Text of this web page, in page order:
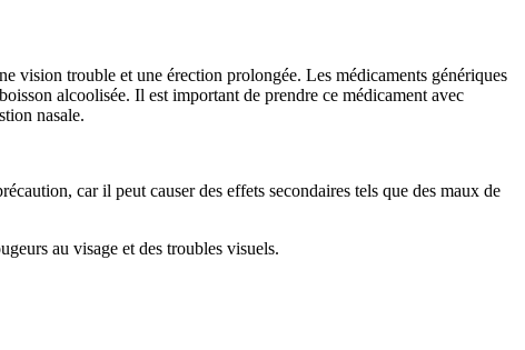
vision trouble et une érection prolongée. Les médicaments génériques
alcoolisée. Il est important de prendre ce médicament avec
nasale.
car il peut causer des effets secondaires tels que des maux de
au visage et des troubles visuels.